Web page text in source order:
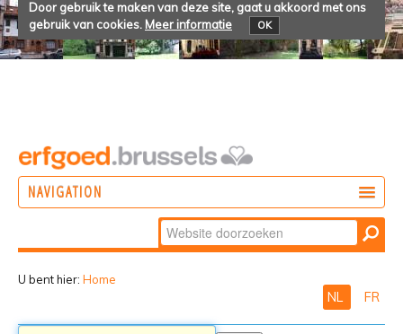
Door gebruik te maken van deze site, gaat u akkoord met ons
gebruik van cookies. Meer informatie OK
NAVIGATION
Zoek
Geavanceerd
U bent hier: Home
NL FR